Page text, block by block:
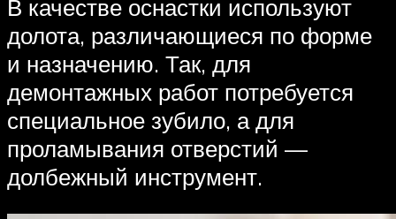
В качестве оснастки используют
долота, различающиеся по форме
и назначению. Так, для
демонтажных работ потребуется
специальное зубило, а для
проламывания отверстий —
долбежный инструмент.